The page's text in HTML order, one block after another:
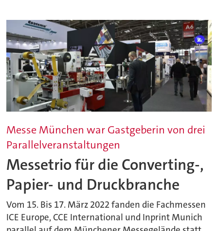
Messe München war Gastgeberin von drei
Parallelveranstaltungen
Messetrio für die Converting-,
Papier- und Druckbranche
Vom 15. Bis 17. März 2022 fanden die Fachmessen
ICE Europe, CCE International und Inprint Munich